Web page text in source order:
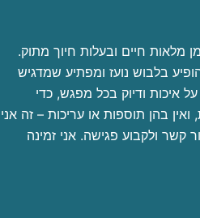
מלאות חיים ובעלות חיוך מתוק.
בלבוש נועז ומפתיע שמדגיש
איכות ודיוק בכל מפגש, כדי
בהן תוספות או עריכות – זה אני
קשר ולקבוע פגישה. אני זמינה